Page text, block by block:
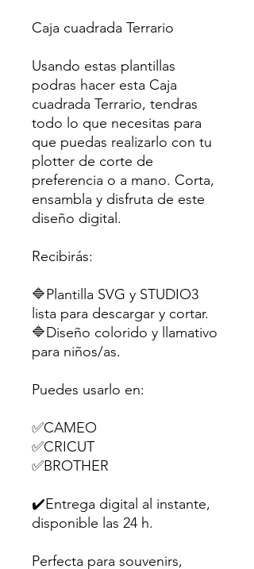
Caja cuadrada Terrario
Usando estas plantillas
podras hacer esta Caja
cuadrada Terrario, tendras
todo lo que necesitas para
que puedas realizarlo con tu
plotter de corte de
preferencia o a mano. Corta,
ensambla y disfruta de este
diseño digital.
Recibirás:
🔷Plantilla SVG y STUDIO3
lista para descargar y cortar.
🔷Diseño colorido y llamativo
para niños/as.
Puedes usarlo en:
✅CAMEO
✅CRICUT
✅BROTHER
✔️Entrega digital al instante,
disponible las 24 h.
Perfecta para souvenirs,